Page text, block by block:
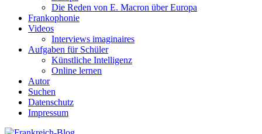
Die Reden von E. Macron über Europa
Frankophonie
Videos
Interviews imaginaires
Aufgaben für Schüler
Künstliche Intelligenz
Online lernen
Autor
Suchen
Datenschutz
Impressum